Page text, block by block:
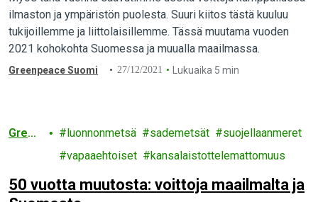
ilmaston ja ympäristön puolesta. Suuri kiitos tästä kuuluu
tukijoillemme ja liittolaisillemme. Tässä muutama vuoden
2021 kohokohta Suomessa ja muualla maailmassa.
Greenpeace Suomi 27/12/2021 Lukuaika 5 min
Green
luonnonmetsä sademetsät
suojellaanmeret
vapaaehtoiset
kansalaistottelemattomuus
50 vuotta muutosta: voittoja maailmalta ja